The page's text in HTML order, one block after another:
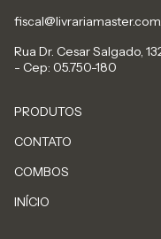
Rua Dr. Cesar Salgado,
- Cep: 05.750-180
PRODUTOS
CONTATO
COMBOS
INÍCIO